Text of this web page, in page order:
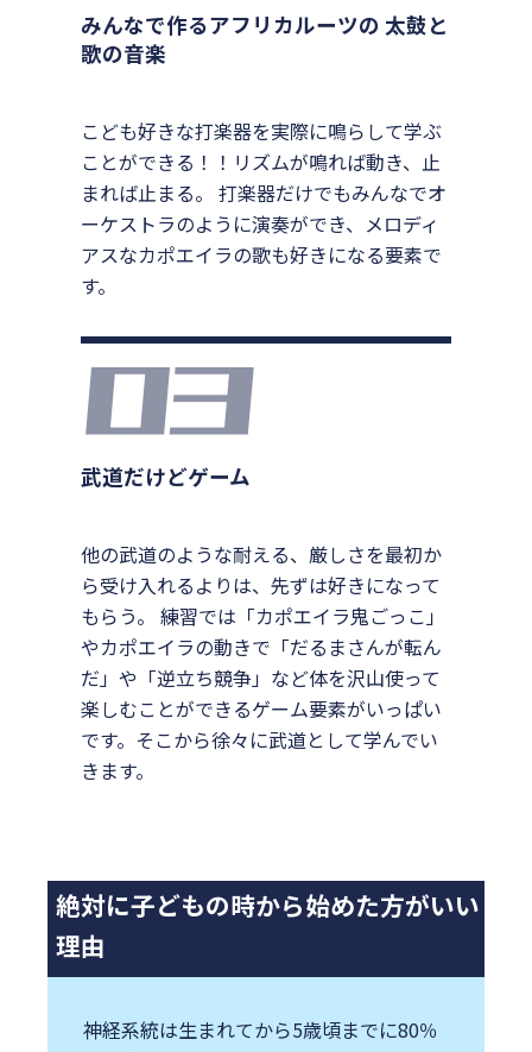
みんなで作るアフリカルーツの 太鼓と
歌の音楽
こども好きな打楽器を実際に鳴らして学ぶ
ことができる！！リズムが鳴れば動き、止
まれば止まる。 打楽器だけでもみんなでオ
ーケストラのように演奏ができ、メロディ
アスなカポエイラの歌も好きになる要素で
す。
武道だけどゲーム
他の武道のような耐える、厳しさを最初か
ら受け入れるよりは、先ずは好きになって
もらう。 練習では「カポエイラ鬼ごっこ」
やカポエイラの動きで「だるまさんが転ん
だ」や「逆立ち競争」など体を沢山使って
楽しむことができるゲーム要素がいっぱい
です。そこから徐々に武道として学んでい
きます。
絶対に子どもの時から始めた方がいい
理由
神経系統は生まれてから5歳頃までに80％